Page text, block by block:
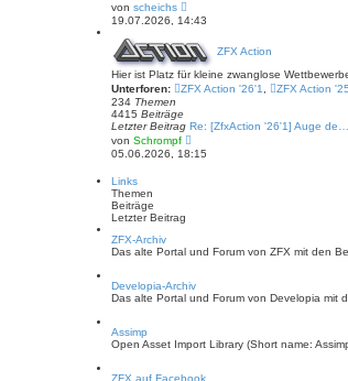
r
g
von scheichs
e
u
s
t
e
r
t
r
a
19.07.2026, 14:43
ZFX Action
Hier ist Platz für kleine zwanglose
Unterforen:
ZFX Action '26'1 ZFX Action '25
234 Themen
4415 Beiträge
Letzter Beitrag Re: [ZfxAction '26'1] Auge de…
von Schrompf
e
u
i
r
a
05.06.2026, 18:15
Links
Themen
Beiträge
Letzter Beitrag
ZFX-Archiv
Das alte Portal und Forum von ZFX mit den
Developia-Archiv
Das alte Portal und Forum von Developia mit
Assimp
Open Asset Import Library (Short name:
ZFX auf Facebook